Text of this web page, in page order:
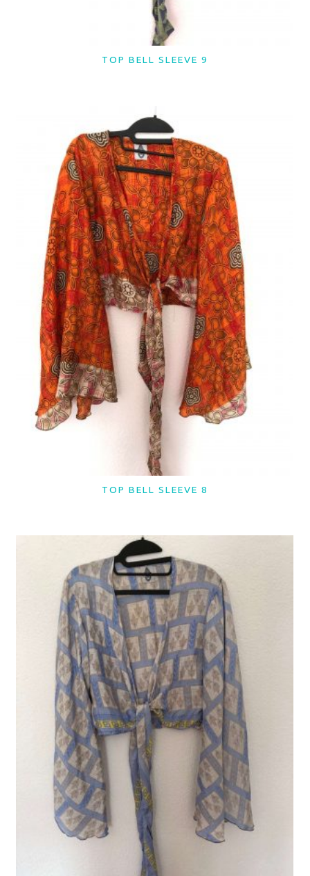
LER MAIS
TOP BELL SLEEVE 9
LER MAIS
TOP BELL SLEEVE 8